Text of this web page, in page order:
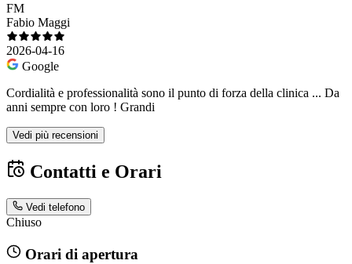
FM
Fabio Maggi
2026-04-16
Google
Cordialità e professionalità sono il punto di forza della clinica ... Da
anni sempre con loro ! Grandi
Vedi più recensioni
Contatti e Orari
Vedi telefono
Chiuso
Orari di apertura